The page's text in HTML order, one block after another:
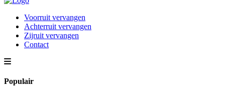
Voorruit vervangen
Achterruit vervangen
Zijruit vervangen
Contact
Populair